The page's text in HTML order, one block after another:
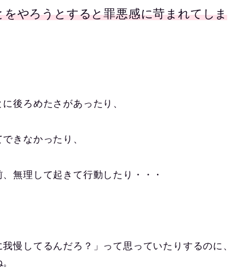
やろうとすると罪悪感に苛まれてしま
後ろめたさがあったり、
きなかったり、
無理して起きて行動したり・・・
慢してるんだろ？」って思っていたりするのに、